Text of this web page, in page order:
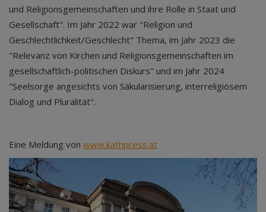
und Religionsgemeinschaften und ihre Rolle in Staat und
Gesellschaft". Im Jahr 2022 war "Religion und
Geschlechtlichkeit/Geschlecht" Thema, im Jahr 2023 die
"Relevanz von Kirchen und Religionsgemeinschaften im
gesellschaftlich-politischen Diskurs" und im Jahr 2024
"Seelsorge angesichts von Säkularisierung, interreligiösem
Dialog und Pluralität".
Eine Meldung von www.kathpress.at